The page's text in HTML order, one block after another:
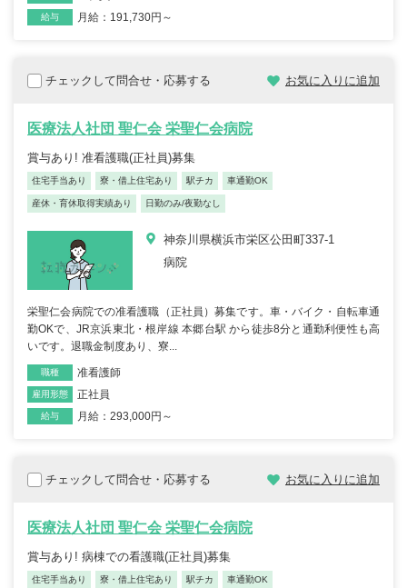
給与 月給：191,730円～
チェックして問合せ・応募する お気に入りに追加
医療法人社団 聖仁会 栄聖仁会病院
賞与あり! 准看護職(正社員)募集
住宅手当あり 寮・借上住宅あり 駅チカ 車通勤OK
産休・育休取得実績あり 日勤のみ/夜勤なし
神奈川県横浜市栄区公田町337-1
病院
栄聖仁会病院での准看護職（正社員）募集です。車・バイク・自転車通
勤OKで、JR京浜東北・根岸線 本郷台駅 から徒歩8分と通勤利便性も高
いです。退職金制度あり、寮...
職種 准看護師
雇用形態 正社員
給与 月給：293,000円～
チェックして問合せ・応募する お気に入りに追加
医療法人社団 聖仁会 栄聖仁会病院
賞与あり! 病棟での看護職(正社員)募集
住宅手当あり 寮・借上住宅あり 駅チカ 車通勤OK